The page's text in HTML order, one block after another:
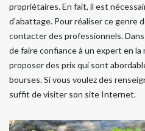
propriétaires. En fait, il est
d'abattage. Pour réaliser ce genre
contacter des professionnels.
de faire confiance à un expert en
proposer des prix qui sont
bourses. Si vous voulez des
suffit de visiter son site Internet.